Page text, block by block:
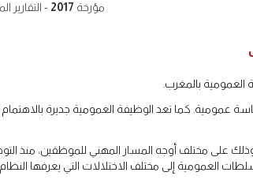
مؤرخة 2017 - التقارير
العمومية بالمغرب.
عمومية. كما تعد الوظيفة العمومية جديرة بالاهتمام
وذلك على مختلف أوجه المسار المهني للموظفين، منذ
العمومية إلى مختلف الاختلالات التي يعرفها